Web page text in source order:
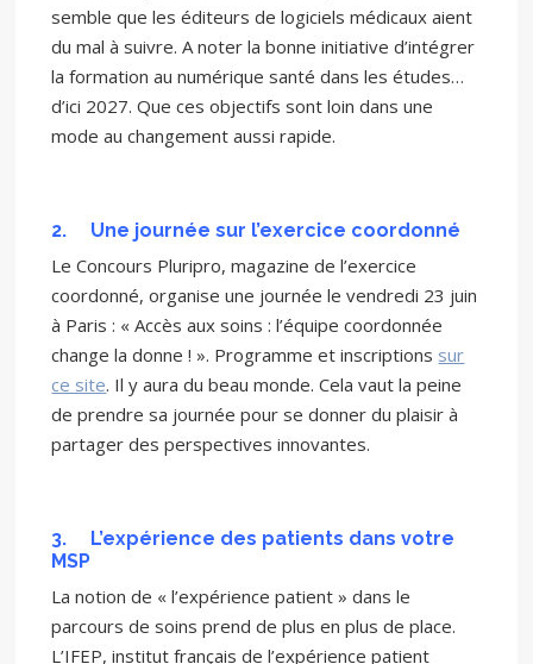
semble que les éditeurs de logiciels médicaux aient
du mal à suivre. A noter la bonne initiative d’intégrer
la formation au numérique santé dans les études…
d’ici 2027. Que ces objectifs sont loin dans une
mode au changement aussi rapide.
2. Une journée sur l’exercice coordonné
Le Concours Pluripro, magazine de l’exercice
coordonné, organise une journée le vendredi 23 juin
à Paris : « Accès aux soins : l’équipe coordonnée
change la donne ! ». Programme et inscriptions sur
ce site. Il y aura du beau monde. Cela vaut la peine
de prendre sa journée pour se donner du plaisir à
partager des perspectives innovantes.
3. L’expérience des patients dans votre
MSP
La notion de « l’expérience patient » dans le
parcours de soins prend de plus en plus de place.
L’IFEP, institut français de l’expérience patient